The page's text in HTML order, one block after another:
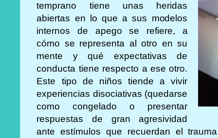
temprano tiene unas heridas
abiertas en lo que a sus modelos
internos de apego se refiere, a
cómo se representa al otro en su
mente y qué expectativas de
conducta tiene respecto a ese otro.
Este tipo de niños tiende a vivir
experiencias disociativas (quedarse
como congelado o presentar
respuestas de gran agresividad
ante estímulos que recuerdan el